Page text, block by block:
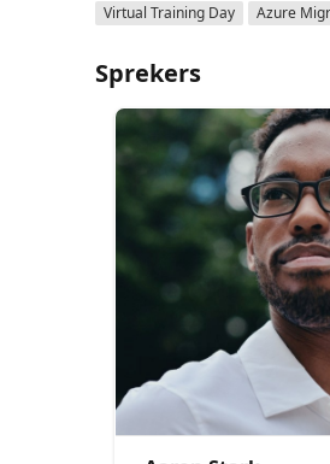
Virtual Training Day Azure
Sprekers